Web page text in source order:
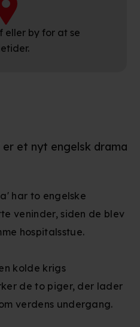
eller by for at se
er et nyt engelsk drama
har to engelske
veninder, siden de blev
hospitalsstue.
kolde krigs
de to piger, der lader
verdens undergang.